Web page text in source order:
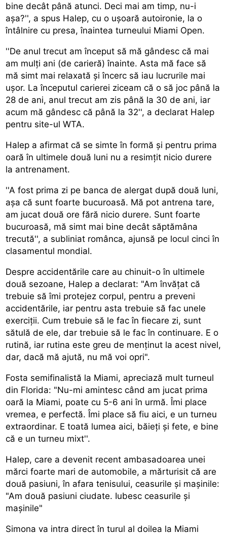
bine decât până atunci. Deci mai am timp, nu-i
așa?'', a spus Halep, cu o ușoară autoironie, la o
întâlnire cu presa, înaintea turneului Miami Open.
''De anul trecut am început să mă gândesc că mai
am mulți ani (de carieră) înainte. Asta mă face să
mă simt mai relaxată și încerc să iau lucrurile mai
ușor. La începutul carierei ziceam că o să joc până la
28 de ani, anul trecut am zis până la 30 de ani, iar
acum mă gândesc că până la 32'', a declarat Halep
pentru site-ul WTA.
Halep a afirmat că se simte în formă și pentru prima
oară în ultimele două luni nu a resimțit nicio durere
la antrenament.
''A fost prima zi pe banca de alergat după două luni,
așa că sunt foarte bucuroasă. Mă pot antrena tare,
am jucat două ore fără nicio durere. Sunt foarte
bucuroasă, mă simt mai bine decât săptămâna
trecută'', a subliniat românca, ajunsă pe locul cinci în
clasamentul mondial.
Despre accidentările care au chinuit-o în ultimele
două sezoane, Halep a declarat: "Am învățat că
trebuie să îmi protejez corpul, pentru a preveni
accidentările, iar pentru asta trebuie să fac unele
exerciții. Cum trebuie să le fac în fiecare zi, sunt
sătulă de ele, dar trebuie să le fac în continuare. E o
rutină, iar rutina este greu de menținut la acest nivel,
dar, dacă mă ajută, nu mă voi opri".
Fosta semifinalistă la Miami, apreciază mult turneul
din Florida: "Nu-mi amintesc când am jucat prima
oară la Miami, poate cu 5-6 ani în urmă. Îmi place
vremea, e perfectă. Îmi place să fiu aici, e un turneu
extraordinar. E toată lumea aici, băieți și fete, e bine
că e un turneu mixt''.
Halep, care a devenit recent ambasadoarea unei
mărci foarte mari de automobile, a mărturisit că are
două pasiuni, în afara tenisului, ceasurile și mașinile:
"Am două pasiuni ciudate. Iubesc ceasurile și
mașinile"
Simona va intra direct în turul al doilea la Miami